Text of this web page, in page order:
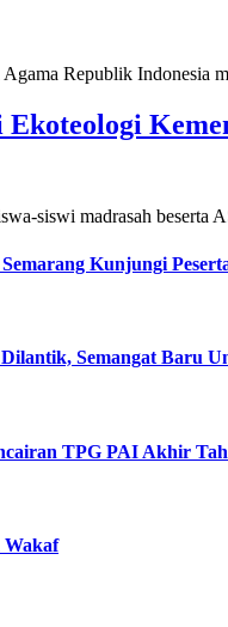
Republik Indonesia
siswi madrasah
Kunjungi
Semangat Baru
TPG PAI Akhir
Wakaf